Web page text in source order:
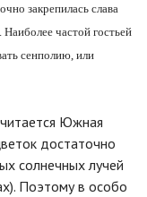
закрепилась слава
частой гостьей
сенполию, или
Южная
достаточно
солнечных лучей
Поэтому в особо